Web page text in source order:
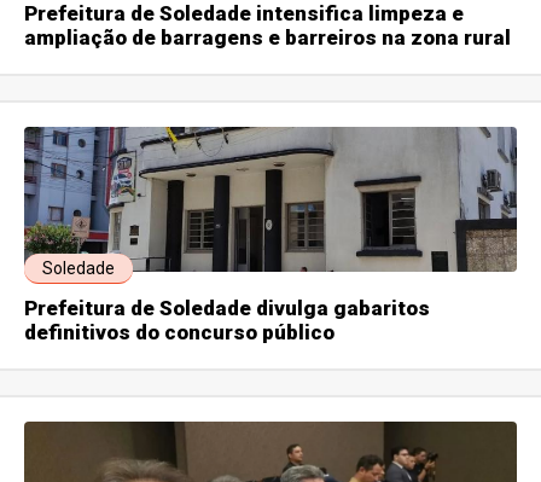
Prefeitura de Soledade intensifica limpeza e
ampliação de barragens e barreiros na zona rural
Soledade
Prefeitura de Soledade divulga gabaritos
definitivos do concurso público